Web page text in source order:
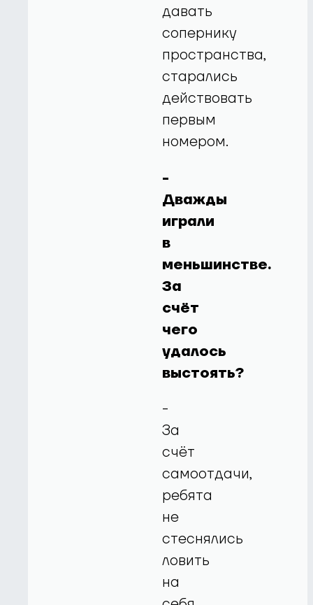
давать
сопернику
пространства,
старались
действовать
первым
номером.
-
Дважды
играли
в
меньшинстве.
За
счёт
чего
удалось
выстоять?
-
За
счёт
самоотдачи,
ребята
не
стеснялись
ловить
на